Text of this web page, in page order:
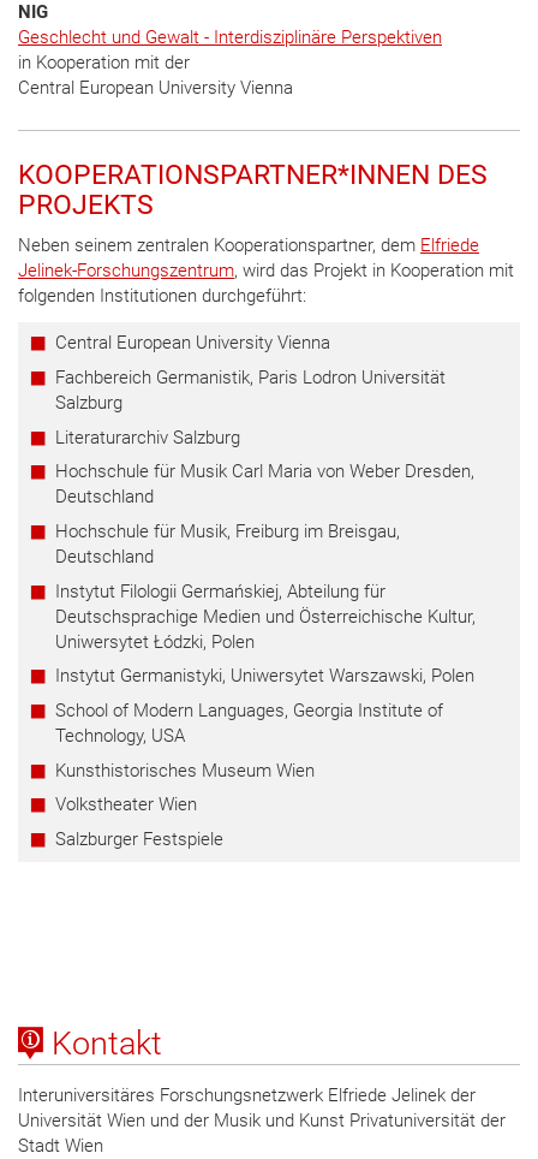
NIG
Geschlecht und Gewalt - Interdisziplinäre Perspektiven
in Kooperation mit der
Central European University Vienna
KOOPERATIONSPARTNER*INNEN DES
PROJEKTS
Neben seinem zentralen Kooperationspartner, dem Elfriede
Jelinek-Forschungszentrum, wird das Projekt in Kooperation mit
folgenden Institutionen durchgeführt:
Central European University Vienna
Fachbereich Germanistik, Paris Lodron Universität
Salzburg
Literaturarchiv Salzburg
Hochschule für Musik Carl Maria von Weber Dresden,
Deutschland
Hochschule für Musik, Freiburg im Breisgau,
Deutschland
Instytut Filologii Germańskiej, Abteilung für
Deutschsprachige Medien und Österreichische Kultur,
Uniwersytet Łódzki, Polen
Instytut Germanistyki, Uniwersytet Warszawski, Polen
School of Modern Languages, Georgia Institute of
Technology, USA
Kunsthistorisches Museum Wien
Volkstheater Wien
Salzburger Festspiele
Kontakt
Interuniversitäres Forschungsnetzwerk Elfriede Jelinek der
Universität Wien und der Musik und Kunst Privatuniversität der
Stadt Wien